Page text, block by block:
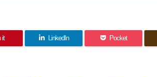
it LinkedIn Pocket